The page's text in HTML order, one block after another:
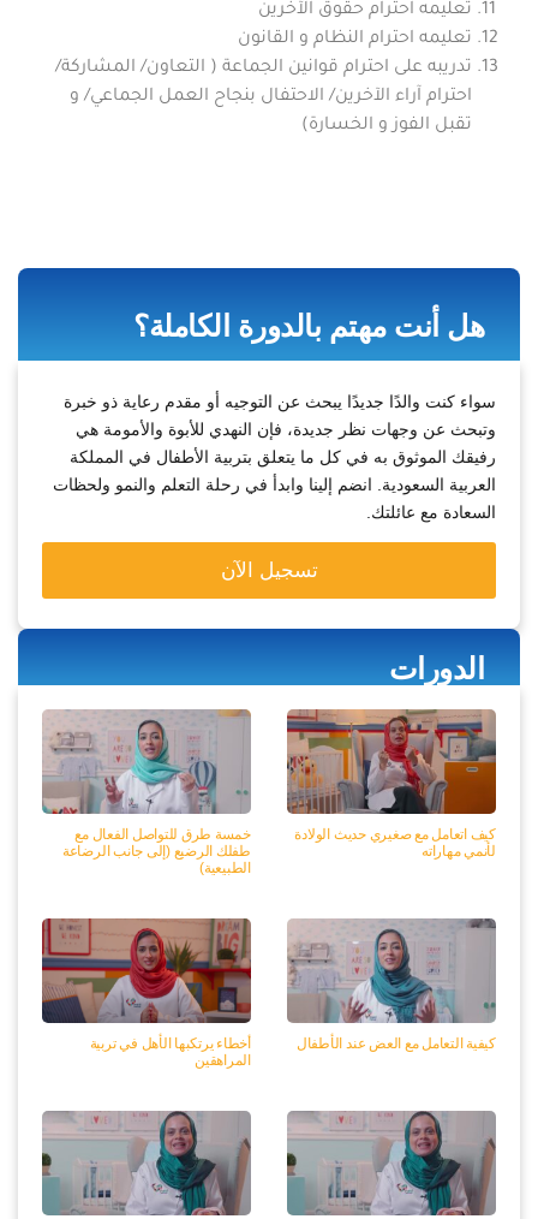
هل أنت مهتم بالدورة الكاملة؟
سواء كنت والدًا جديدًا يبحث عن التوجيه أو مقدم رعاية ذو خبرة
وتبحث عن وجهات نظر جديدة، فإن النهدي للأبوة والأمومة هي
رفيقك الموثوق به في كل ما يتعلق بتربية الأطفال في المملكة
العربية السعودية. انضم إلينا وابدأ في رحلة التعلم والنمو ولحظات
السعادة مع عائلتك.
تسجيل الآن
كيف اتعامل مع صغيري حديث الولادة
لأنمي مهاراته
خمسة طرق للتواصل الفعال مع
طفلك الرضيع (إلى جانب الرضاعة
الطبيعية)
كيفية التعامل مع العض عند الأطفال
أخطاء يرتكبها الأهل في تربية
المراهقين
تعليمه احترام حقوق الآخرين
تعليمه احترام النظام و القانون
تدريبه على احترام قوانين الجماعة ( التعاون/ المشاركة/
احترام آراء الآخرين/ الاحتفال بنجاح العمل الجماعي/ و
تقبل الفوز و الخسارة)